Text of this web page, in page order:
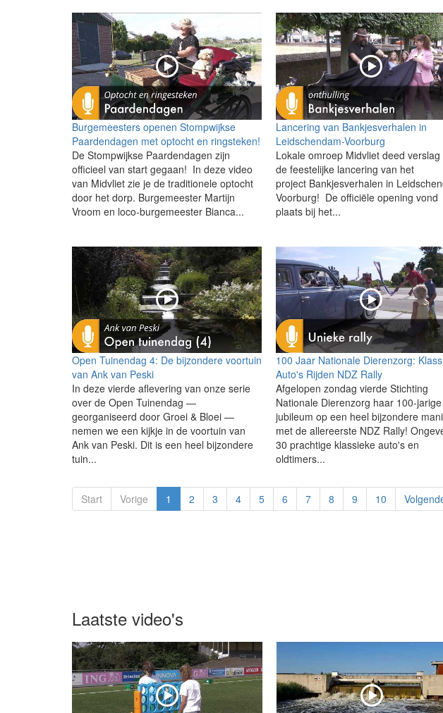
Burgemeesters openen Stompwijkse
Paardendagen met optocht en ringsteken!
De Stompwijkse Paardendagen zijn
officieel van start gegaan! In deze video
van Midvliet zie je de traditionele optocht
door het dorp. Burgemeester Martijn
Vroom en loco-burgemeester Bianca...
Lancering van Bankjesverhalen in
Leidschendam-Voorburg
Lokale omroep Midvliet deed verslag
de feestelijke lancering van het
project Bankjesverhalen in
Voorburg! De officiële opening vond
plaats bij het...
Open Tuinendag 4: De bijzondere voortuin
van Ank van Peski
In deze vierde aflevering van onze serie
over de Open Tuinendag —
georganiseerd door Groei & Bloei —
nemen we een kijkje in de voortuin van
Ank van Peski. Dit is een heel bijzondere
tuin...
100 Jaar Nationale Dierenzorg:
Auto's Rijden NDZ Rally
Afgelopen zondag vierde Stichting
Nationale Dierenzorg haar 100-jarige
jubileum op een heel bijzondere
met de allereerste NDZ Rally!
30 prachtige klassieke auto's en
oldtimers...
Start Vorige 1 2 3 4 5 6 7 8 9 10
Laatste video's